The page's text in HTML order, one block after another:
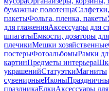
бумажные полотенца
пакетыФольга, пленка, пакеты
для глаженияАксессуары для
шпагатыЕмкости, дозаторы
плечикиМешки хозяйственные
постерыФотоальбомыРамки
картинПредметы интерьера
украшенийСтатуэткиМагниты
сувенирныеИконы
праздникаЕлкиАксессуары